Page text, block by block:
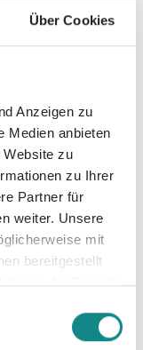
Über Cookies
Anzeigen zu
Medien anbieten
Website zu
zu Ihrer
Partner für
weiter. Unsere
mit
bereitgestellt
der Dienste
für